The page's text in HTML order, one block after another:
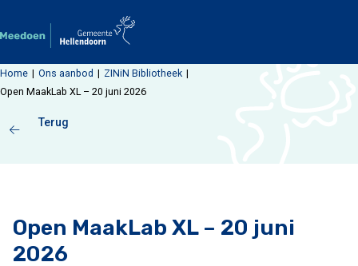
Home Ons aanbod
ZINiN Bibliotheek
Open MaakLab XL – 20 juni 2026
Terug
Open MaakLab XL – 20 juni
2026